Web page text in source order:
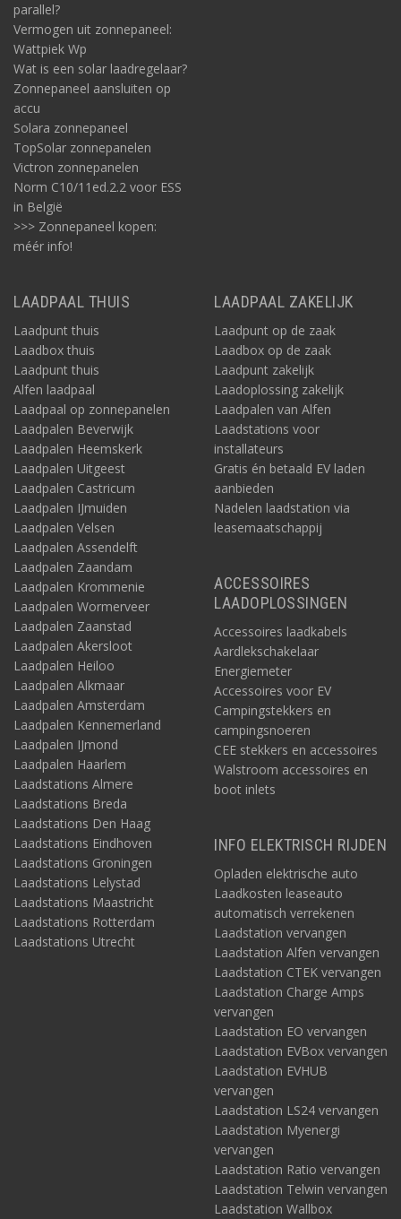
parallel?
Vermogen uit zonnepaneel:
Wattpiek Wp
Wat is een solar laadregelaar?
Zonnepaneel aansluiten op
accu
Solara zonnepaneel
TopSolar zonnepanelen
Victron zonnepanelen
Norm C10/11ed.2.2 voor ESS
in België
>>> Zonnepaneel kopen:
méér info!
LAADPAAL THUIS
Laadpunt thuis
Laadbox thuis
Laadpunt thuis
Alfen laadpaal
Laadpaal op zonnepanelen
Laadpalen Beverwijk
Laadpalen Heemskerk
Laadpalen Uitgeest
Laadpalen Castricum
Laadpalen IJmuiden
Laadpalen Velsen
Laadpalen Assendelft
Laadpalen Zaandam
Laadpalen Krommenie
Laadpalen Wormerveer
Laadpalen Zaanstad
Laadpalen Akersloot
Laadpalen Heiloo
Laadpalen Alkmaar
Laadpalen Amsterdam
Laadpalen Kennemerland
Laadpalen IJmond
Laadpalen Haarlem
Laadstations Almere
Laadstations Breda
Laadstations Den Haag
Laadstations Eindhoven
Laadstations Groningen
Laadstations Lelystad
Laadstations Maastricht
Laadstations Rotterdam
Laadstations Utrecht
LAADPAAL ZAKELIJK
Laadpunt op de zaak
Laadbox op de zaak
Laadpunt zakelijk
Laadoplossing zakelijk
Laadpalen van Alfen
Laadstations voor
installateurs
Gratis én betaald EV laden
aanbieden
Nadelen laadstation via
leasemaatschappij
ACCESSOIRES
LAADOPLOSSINGEN
Accessoires laadkabels
Aardlekschakelaar
Energiemeter
Accessoires voor EV
Campingstekkers en
campingsnoeren
CEE stekkers en accessoires
Walstroom accessoires en
boot inlets
INFO ELEKTRISCH RIJDEN
Opladen elektrische auto
Laadkosten leaseauto
automatisch verrekenen
Laadstation vervangen
Laadstation Alfen vervangen
Laadstation CTEK vervangen
Laadstation Charge Amps
vervangen
Laadstation EO vervangen
Laadstation EVBox vervangen
Laadstation EVHUB
vervangen
Laadstation LS24 vervangen
Laadstation Myenergi
vervangen
Laadstation Ratio vervangen
Laadstation Telwin vervangen
Laadstation Wallbox